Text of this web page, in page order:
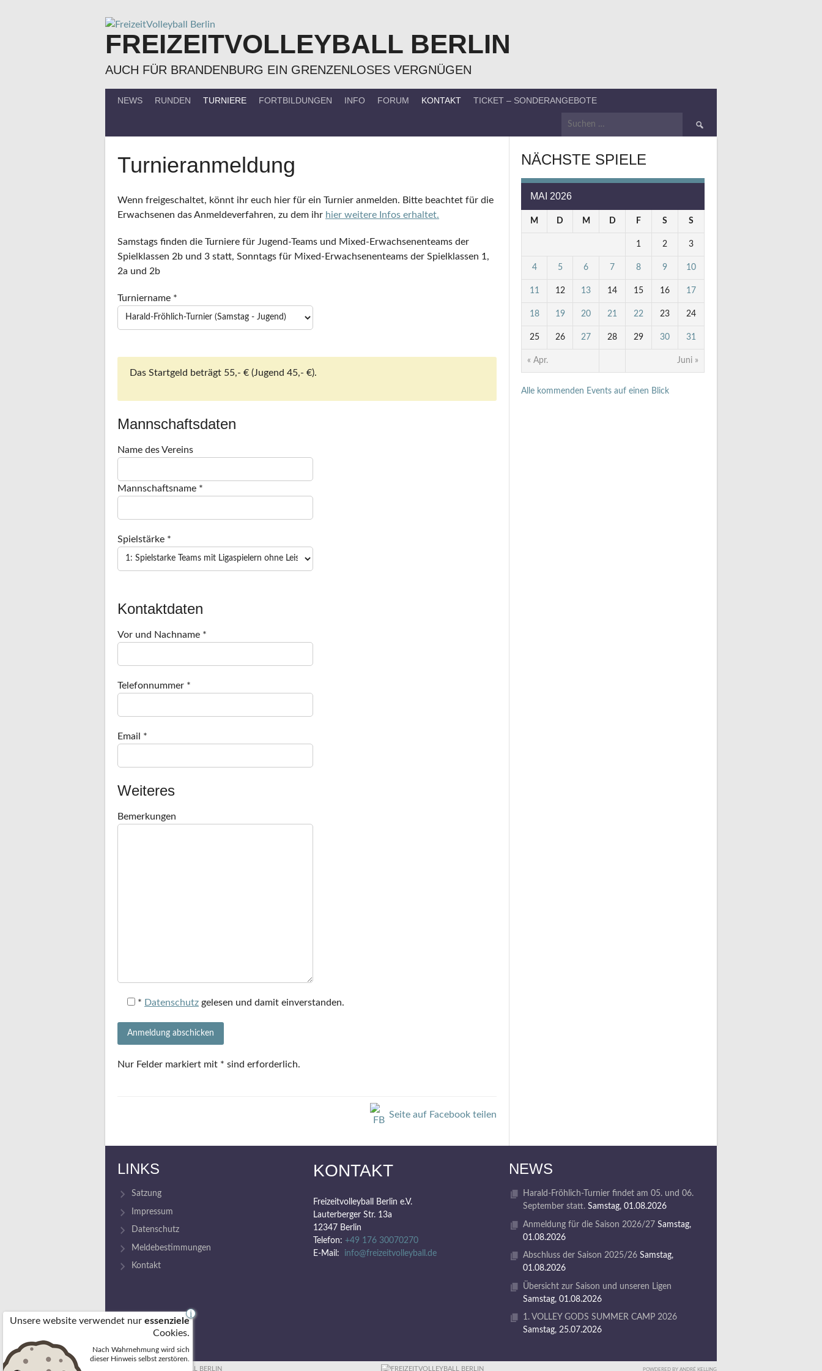
FREIZEITVOLLEYBALL BERLIN
AUCH FÜR BRANDENBURG EIN GRENZENLOSES VERGNÜGEN
NEWS RUNDEN TURNIERE FORTBILDUNGEN INFO FORUM KONTAKT
TICKET – SONDERANGEBOTE
Suchen
Turnieranmeldung
Wenn freigeschaltet, könnt ihr euch hier für ein Turnier anmelden. Bitte beachtet für die
Erwachsenen das Anmeldeverfahren, zu dem ihr hier weitere Infos erhaltet.
Samstags finden die Turniere für Jugend-Teams und Mixed-Erwachsenenteams der
Spielklassen 2b und 3 statt, Sonntags für Mixed-Erwachsenenteams der Spielklassen 1,
2a und 2b
Turniername *
Das Startgeld beträgt 55,- € (Jugend 45,- €).
Mannschaftsdaten
Name des Vereins
Mannschaftsname *
Spielstärke *
Kontaktdaten
Vor und Nachname *
Telefonnummer *
Email *
Weiteres
Bemerkungen
* Datenschutz gelesen und damit einverstanden.
Nur Felder markiert mit * sind erforderlich.
Seite auf Facebook teilen
NÄCHSTE SPIELE
MAI 2026
M D M D F S S
« Apr. Juni »
1 2 3
4 5 6 7 8 9 10
11 12 13 14 15 16 17
18 19 20 21 22 23 24
25 26 27 28 29 30 31
Alle kommenden Events auf einen Blick
LINKS
Satzung
Impressum
Datenschutz
Meldebestimmungen
Kontakt
KONTAKT
Freizeitvolleyball Berlin e.V.
Lauterberger Str. 13a
12347 Berlin
Telefon: +49 176 30070270
E-Mail: info@freizeitvolleyball.de
NEWS
Harald-Fröhlich-Turnier findet am 05. und 06.
September statt. Samstag, 01.08.2026
Anmeldung für die Saison 2026/27 Samstag,
01.08.2026
Abschluss der Saison 2025/26 Samstag,
01.08.2026
Übersicht zur Saison und unseren Ligen
Samstag, 01.08.2026
1. VOLLEY GODS SUMMER CAMP 2026
Samstag, 25.07.2026
© 2026 FREIZEITVOLLEYBALL BERLIN POWDERED BY ANDRÉ KELLING
Unsere website verwendet nur essenziele
Cookies.
Nach Wahrnehmung wird sich
dieser Hinweis selbst zerstören.
i